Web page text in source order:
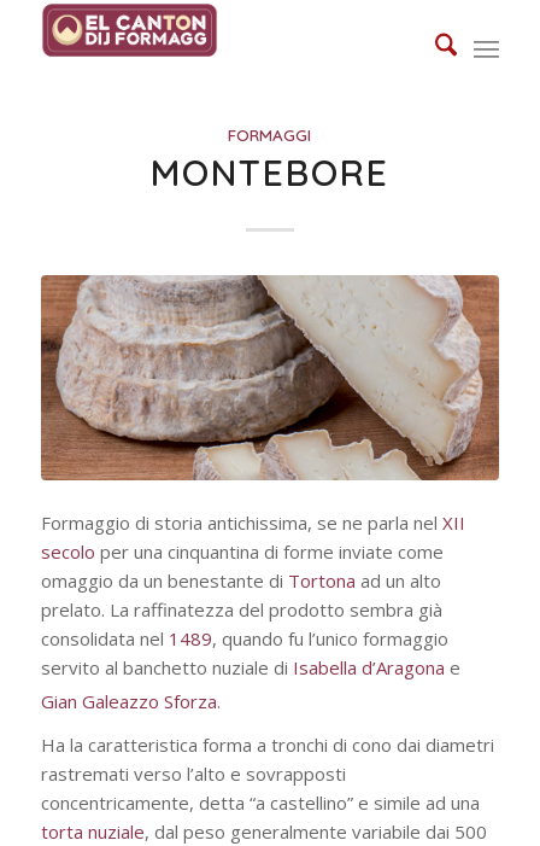
FORMAGGI
MONTEBORE
Formaggio di storia antichissima, se ne parla nel XII
secolo per una cinquantina di forme inviate come
omaggio da un benestante di Tortona ad un alto
prelato. La raffinatezza del prodotto sembra già
consolidata nel 1489, quando fu l’unico formaggio
servito al banchetto nuziale di Isabella d’Aragona e
Gian Galeazzo Sforza.
Ha la caratteristica forma a tronchi di cono dai diametri
rastremati verso l’alto e sovrapposti
concentricamente, detta “a castellino” e simile ad una
torta nuziale, dal peso generalmente variabile dai 500